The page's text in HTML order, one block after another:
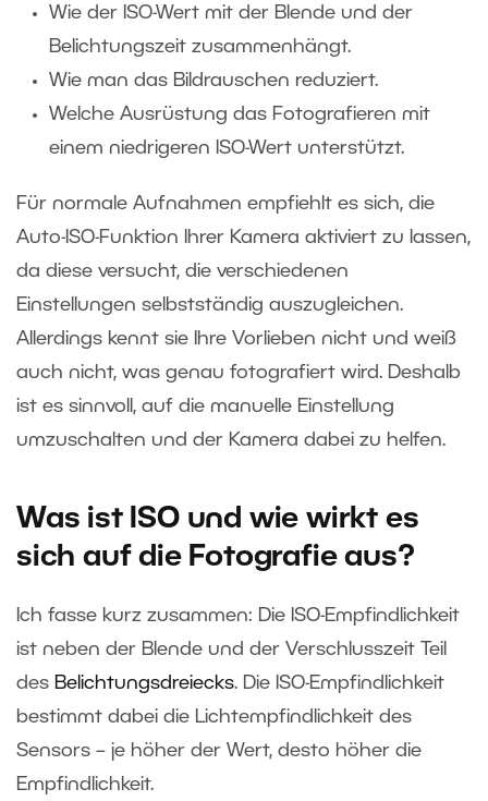
Wie der ISO-Wert mit der Blende und der
Belichtungszeit zusammenhängt.
Wie man das Bildrauschen reduziert.
Welche Ausrüstung das Fotografieren mit
einem niedrigeren ISO-Wert unterstützt.
Für normale Aufnahmen empfiehlt es sich, die
Auto-ISO-Funktion Ihrer Kamera aktiviert zu lassen,
da diese versucht, die verschiedenen
Einstellungen selbstständig auszugleichen.
Allerdings kennt sie Ihre Vorlieben nicht und weiß
auch nicht, was genau fotografiert wird. Deshalb
ist es sinnvoll, auf die manuelle Einstellung
umzuschalten und der Kamera dabei zu helfen.
Was ist ISO und wie wirkt es
sich auf die Fotografie aus?
Ich fasse kurz zusammen: Die ISO-Empfindlichkeit
ist neben der Blende und der Verschlusszeit Teil
des Belichtungsdreiecks. Die ISO-Empfindlichkeit
bestimmt dabei die Lichtempfindlichkeit des
Sensors – je höher der Wert, desto höher die
Empfindlichkeit.